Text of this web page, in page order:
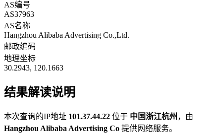
AS编号
AS37963
AS名称
Hangzhou Alibaba Advertising Co.,Ltd.
邮政编码
地理坐标
30.2943, 120.1663
结果解读说明
本次查询的IP地址 101.37.44.22 位于 中国浙江杭州 ，由
Hangzhou Alibaba Advertising Co 提供网络服务。